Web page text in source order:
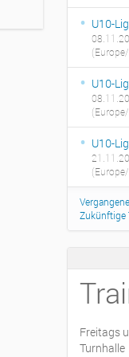
U10-
U10-
U10-
Zukünftige
Freitags
Turnhalle